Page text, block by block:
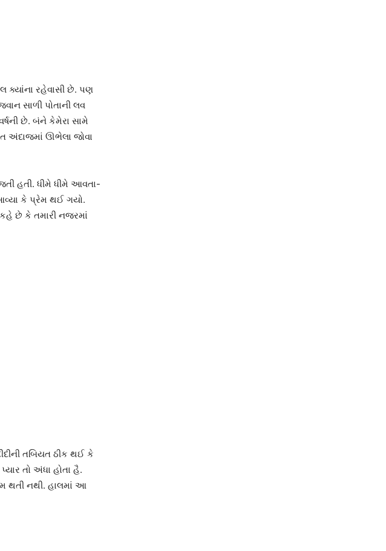
ક્યાંના રહેવાસી છે. પણ
સાળી પોતાની લવ
છે. બંને કેમેરા સામે
અંદાજમાં ઊભેલા જોવા
હતી. ધીમે ધીમે આવતા-
કે પ્રેમ થઈ ગયો.
છે કે તમારી નજરમાં
તબિયત ઠીક થઈ કે
તો અંધા હોતા હૈ.
થતી નથી. હાલમાં આ